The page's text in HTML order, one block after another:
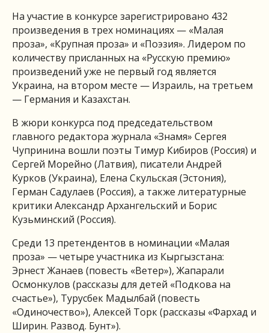
На участие в конкурсе зарегистрировано 432
произведения в трех номинациях — «Малая
проза», «Крупная проза» и «Поэзия». Лидером по
количеству присланных на «Русскую премию»
произведений уже не первый год является
Украина, на втором месте — Израиль, на третьем
— Германия и Казахстан.
В жюри конкурса под председательством
главного редактора журнала «Знамя» Сергея
Чупринина вошли поэты Тимур Кибиров (Россия) и
Сергей Морейно (Латвия), писатели Андрей
Курков (Украина), Елена Скульская (Эстония),
Герман Садулаев (Россия), а также литературные
критики Александр Архангельский и Борис
Кузьминский (Россия).
Среди 13 претендентов в номинации «Малая
проза» — четыре участника из Кыргызстана:
Эрнест Жанаев (повесть «Ветер»), Жапарали
Осмонкулов (рассказы для детей «Подкова на
счастье»), Турусбек Мадылбай (повесть
«Одиночество»), Алексей Торк (рассказы «Фархад и
Ширин. Развод. Бунт»).